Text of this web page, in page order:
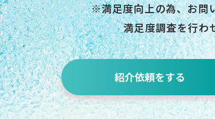
※満足度向上の為、お問
満足度調査を行わ
紹介依頼をする